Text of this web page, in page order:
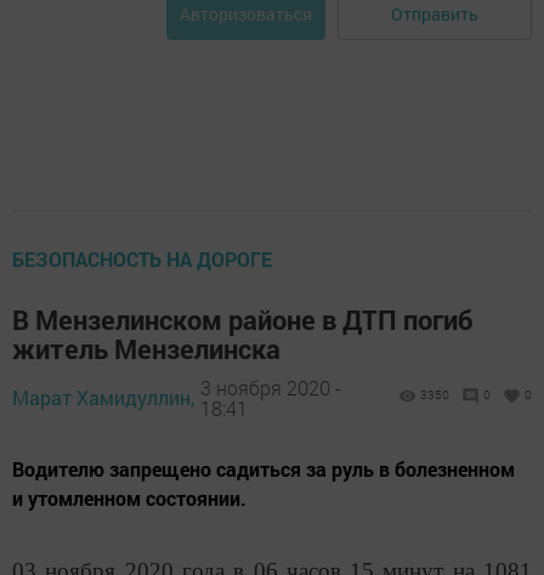
Авторизоваться Отправить
БЕЗОПАСНОСТЬ НА ДОРОГЕ
В Мензелинском районе в ДТП погиб
житель Мензелинска
Марат Хамидуллин, 3 ноября 2020 -
18:41
3350 0 0
Водителю запрещено садиться за руль в болезненном
и утомленном состоянии.